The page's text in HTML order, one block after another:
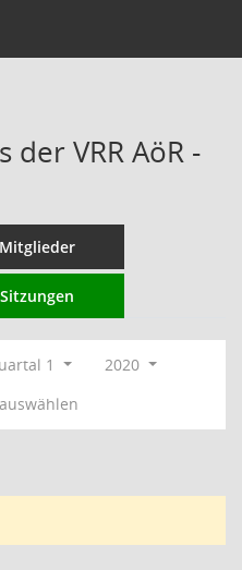
der VRR AöR -
Mitglieder
Sitzungen
1
2020